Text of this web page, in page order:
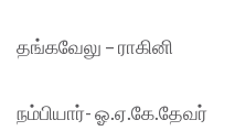
தங்கவேலு – ராகினி
நம்பியார்- ஓ.ஏ.கே.தேவர்